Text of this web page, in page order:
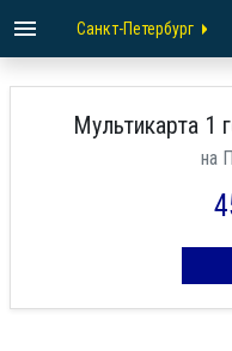
Санкт-Петербург
Мультикарта 1
на